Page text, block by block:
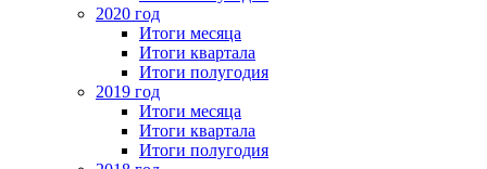
2020 год
Итоги месяца
Итоги квартала
Итоги полугодия
2019 год
Итоги месяца
Итоги квартала
Итоги полугодия